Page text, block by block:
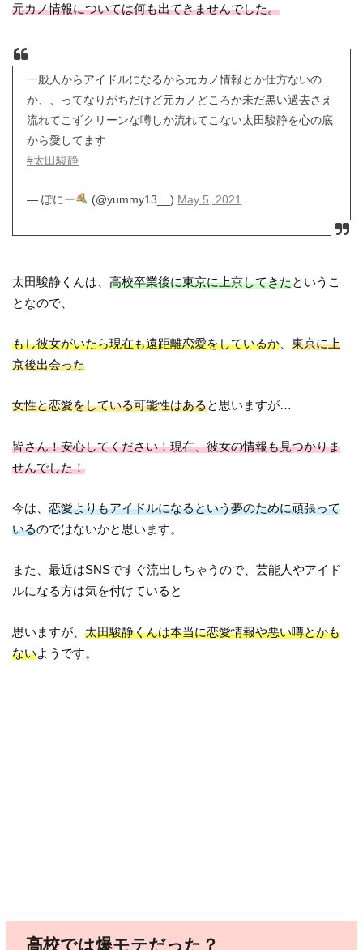
元カノ情報については何も出てきませんでした。
一般人からアイドルになるから元カノ情報とか仕方ないの
か、、ってなりがちだけど元カノどころか未だ黒い過去さえ
流れてこずクリーンな噂しか流れてこない太田駿静を心の底
から愛してます
#太田駿静
— ぽにー (@yummy13__) May 5, 2021
太田駿静くんは、高校卒業後に東京に上京してきたというこ
となので、
もし彼女がいたら現在も遠距離恋愛をしているか 、東京に上
京後出会った
女性と恋愛をしている可能性はあると思いますが…
皆さん！安心してください！現在、彼女の情報も見つかりま
せんでした！
今は、恋愛よりもアイドルになるという夢のために頑張って
いるのではないかと思います。
また、最近はSNSですぐ流出しちゃうので、芸能人やアイド
ルになる方は気を付けていると
思いますが、太田駿静くんは本当に恋愛情報や悪い噂とかも
ないようです。
高校では爆モテだった？